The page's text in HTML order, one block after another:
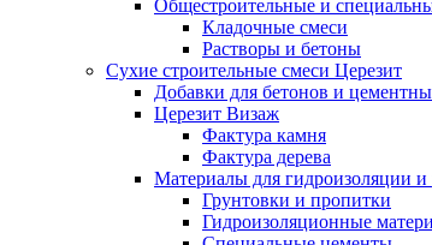
Общестроительные и
Кладочные смеси
Растворы и бетоны
Сухие строительные смеси Церезит
Добавки для бетонов и
Церезит Визаж
Фактура камня
Фактура дерева
Материалы для гидроизоляции и
Грунтовки и пропитки
Гидроизоляционные